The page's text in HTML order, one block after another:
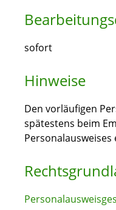
sofort
Hinweise
Den vorläufigen
spätestens beim